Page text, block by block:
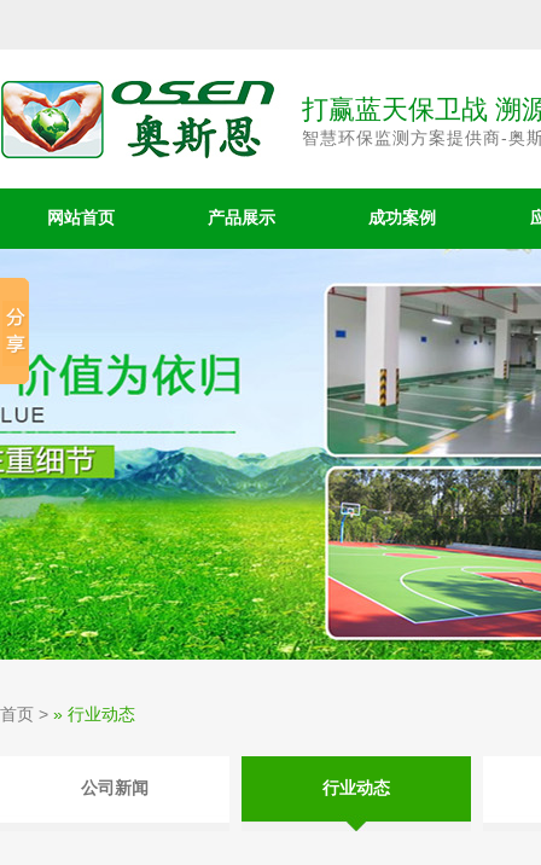
打赢蓝天保卫战 溯
智慧环保监测方案提供商-奥
网站首页 产品展示 成功案例
首页 > » 行业动态
公司新闻 行业动态